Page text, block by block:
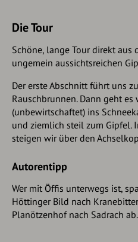
Die Tour
Schöne, lange Tour direkt aus
ungemein aussichtsreichen
Der erste Abschnitt führt uns
Rauschbrunnen. Dann geht
(unbewirtschaftet) ins
und ziemlich steil zum Gipfel.
steigen wir über den
Autorentipp
Wer mit Öffis unterwegs ist,
Höttinger Bild nach
Planötzenhof nach Sadrach ab.